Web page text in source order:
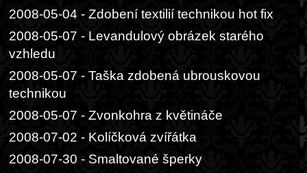
2008-05-04 - Zdobení textilií technikou hot fix
2008-05-07 - Levandulový obrázek starého
vzhledu
2008-05-07 - Taška zdobená ubrouskovou
technikou
2008-05-07 - Zvonkohra z květináče
2008-07-02 - Kolíčková zvířátka
2008-07-30 - Smaltované šperky